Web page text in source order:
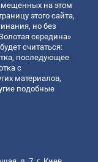
на этом
этого сайта,
но без
середина»
считаться:
последующее
с
материалов,
подобные